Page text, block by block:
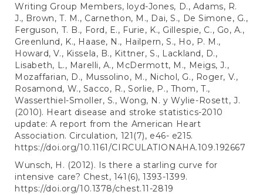
Writing Group Members, loyd-Jones, D., Adams, R.
J., Brown, T. M., Carnethon, M., Dai, S., De Simone, G.,
Ferguson, T. B., Ford, E., Furie, K., Gillespie, C., Go, A.,
Greenlund, K., Haase, N., Hailpern, S., Ho, P. M.,
Howard, V., Kissela, B., Kittner, S., Lackland, D.,
Lisabeth, L., Marelli, A., McDermott, M., Meigs, J.,
Mozaffarian, D., Mussolino, M., Nichol, G., Roger, V.,
Rosamond, W., Sacco, R., Sorlie, P., Thom, T.,
Wasserthiel-Smoller, S., Wong, N. y Wylie-Rosett, J.
(2010). Heart disease and stroke statistics-2010
update: A report from the American Heart
Association. Circulation, 121(7), e46- e215.
https://doi.org/10.1161/CIRCULATIONAHA.109.192667
Wunsch, H. (2012). Is there a starling curve for
intensive care? Chest, 141(6), 1393-1399.
https://doi.org/10.1378/chest.11-2819